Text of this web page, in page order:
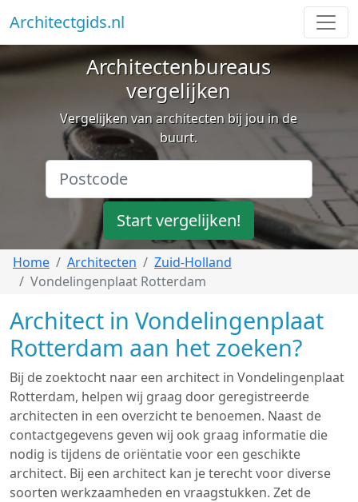
Architectgids.nl
Architectenbureaus
vergelijken
Vergelijken van architecten bij jou in de
buurt.
Start vergelijken!
Home Architecten
Zuid-Holland
Vondelingenplaat Rotterdam
Architect in Vondelingenplaat
Rotterdam aan het zoeken?
Bij de zoektocht naar een architect in Vondelingenplaat
Rotterdam, helpen wij graag door geregistreerde
architecten in een overzicht te benoemen. Naast de
contactgegevens geven wij ook graag informatie die
nodig is tijdens de oriëntatie voor een geschikte
architect. Bij een architect kan je terecht voor diverse
soorten werkzaamheden en vraagstukken. Zet de